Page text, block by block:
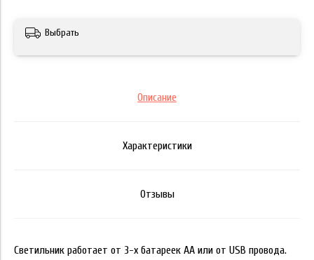
Выбрать
Описание
Характеристики
Отзывы
Светильник работает от 3-х батареек АА или от USB провода.